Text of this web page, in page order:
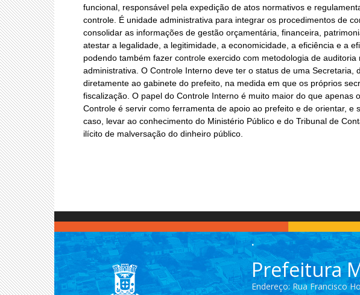
funcional, responsável pela expedição de atos normativos e
controle. É unidade administrativa para integrar os procedimentos de
consolidar as informações de gestão orçamentária, financeira,
atestar a legalidade, a legitimidade, a economicidade, a eficiência e a
podendo também fazer controle exercido com metodologia de
administrativa. O Controle Interno deve ter o status de uma Secretaria,
diretamente ao gabinete do prefeito, na medida em que os próprios
fiscalização. O papel do Controle Interno é muito maior do que apenas
Controle é servir como ferramenta de apoio ao prefeito e de orientar, e
caso, levar ao conhecimento do Ministério Público e do Tribunal de
ilícito de malversação do dinheiro público.
.
Prefeitura
Endereço: Rua Francisco